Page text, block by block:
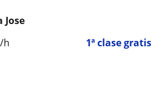
/h 1ª clase gratis
Jose